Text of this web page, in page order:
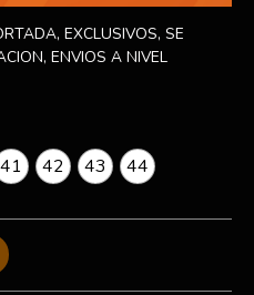
EXCLUSIVOS, SE
ENVIOS A NIVEL
41 42 43 44